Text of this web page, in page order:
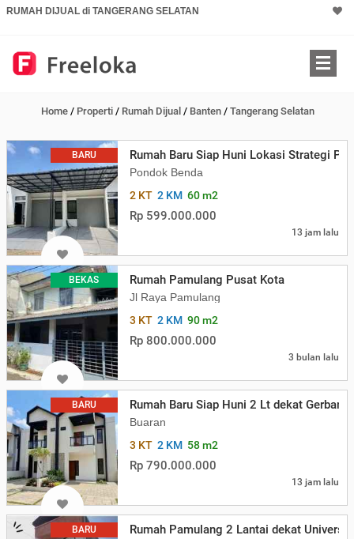
RUMAH DIJUAL di TANGERANG SELATAN
Home/ Properti/ Rumah Dijual / Banten/ Tangerang Selatan
BARU Rumah Baru Siap Huni Lokasi Strategi
Pondok Benda
2 KT 2 KM 60 m2
Rp 599.000.000
13 jam lalu
BEKAS Rumah Pamulang Pusat Kota
Jl Raya Pamulang
3 KT 2 KM 90 m2
Rp 800.000.000
3 bulan lalu
BARU Rumah Baru Siap Huni 2 Lt dekat
Buaran
3 KT 2 KM 58 m2
Rp 790.000.000
13 jam lalu
BARU Rumah Pamulang 2 Lantai dekat